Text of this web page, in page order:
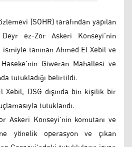
(SOHR) tarafından yapılan
Deyr ez-Zor Askeri Konseyi’nin
tanınan Ahmed El Xebil ve
Giweran Mahallesi ve
tutukladığı belirtildi.
Xebil, DSG dışında bin kişilik bir
tutuklandı.
Askeri Konseyi’nin komutanı ve
yönelik operasyon ve çıkan